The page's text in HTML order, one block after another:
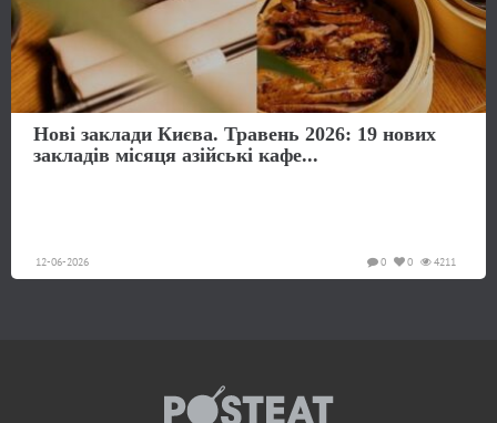
Нові заклади Києва. Травень 2026: 19 нових
закладів місяця азійські кафе...
12-06-2026 4211
0
0